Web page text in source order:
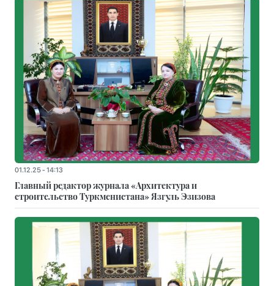
01.12.25 - 14:13
Главный редактор журнала «Архитектура и
строительство Туркменистана» Язгуль Эзизова